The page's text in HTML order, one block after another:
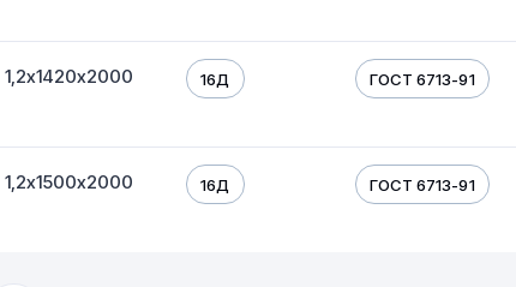
1,2х1420х2000 16Д ГОСТ 6713-91
1,2х1500х2000 16Д ГОСТ 6713-91